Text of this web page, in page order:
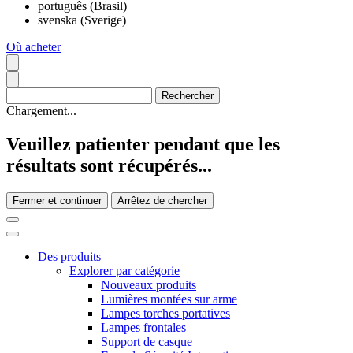
português (Brasil)
svenska (Sverige)
Où acheter
Chargement...
Veuillez patienter pendant que les
résultats sont récupérés...
Fermer et continuer Arrêtez de chercher
Des produits
Explorer par catégorie
Nouveaux produits
Lumières montées sur arme
Lampes torches portatives
Lampes frontales
Support de casque